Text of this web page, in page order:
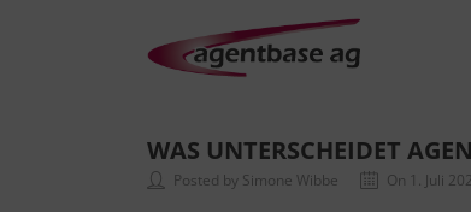
WAS UNTERSCHEIDET
Posted by Simone Wibbe On 1. Juli